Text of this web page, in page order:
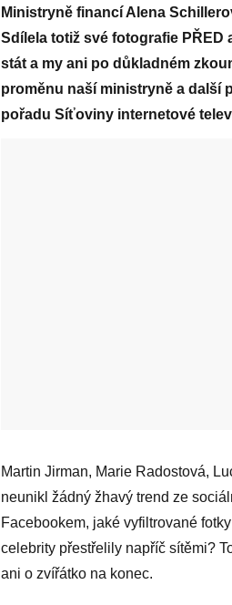
Ministryně financí Alena
Sdílela totiž své fotografie PŘED
stát a my ani po důkladném
proměnu naší ministryně a další
pořadu Síťoviny internetové
Martin Jirman, Marie Radostová,
neunikl žádný žhavý trend ze
Facebookem, jaké vyfiltrované
celebrity přestřelily napříč sítěmi?
ani o zvířátko na konec.